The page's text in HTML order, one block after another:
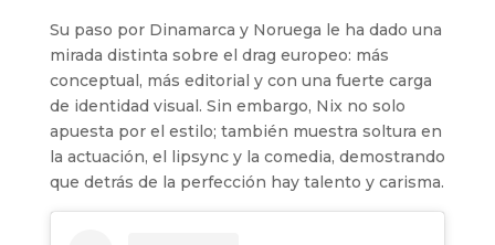
Su paso por Dinamarca y Noruega le ha dado una
mirada distinta sobre el drag europeo: más
conceptual, más editorial y con una fuerte carga
de identidad visual. Sin embargo, Nix no solo
apuesta por el estilo; también muestra soltura en
la actuación, el lipsync y la comedia, demostrando
que detrás de la perfección hay talento y carisma.